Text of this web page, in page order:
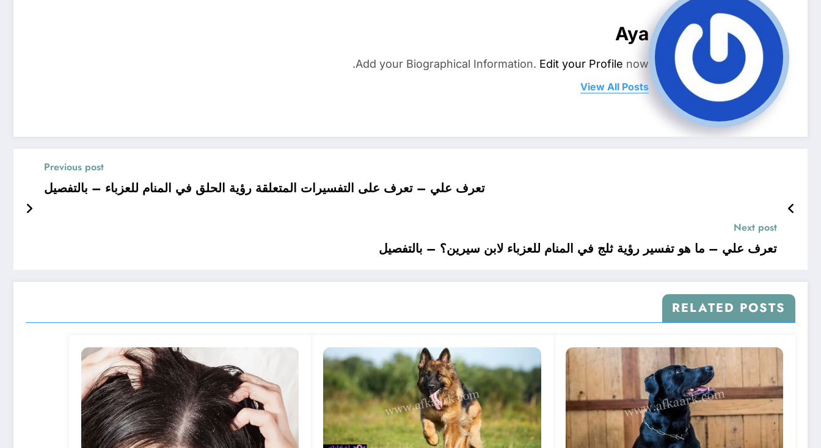
Aya
Add your Biographical Information. Edit your Profile now.
View All Posts
Previous post
تعرف علي – تعرف على التفسيرات المتعلقة رؤية الحلق في المنام للعزباء – بالتفصيل
Next post
تعرف علي – ما هو تفسير رؤية ثلج في المنام للعزباء لابن سيرين؟ – بالتفصيل
RELATED POSTS